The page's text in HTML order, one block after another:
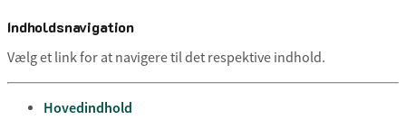
Indholdsnavigation
Vælg et link for at navigere til det respektive indhold.
gå til
Hovedindhold